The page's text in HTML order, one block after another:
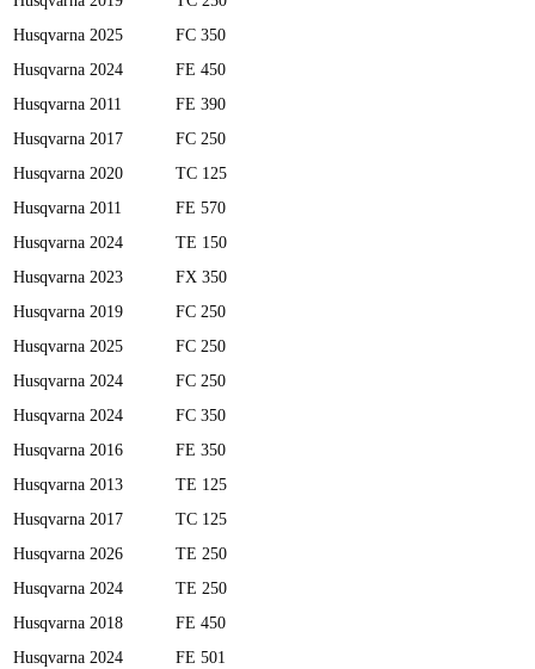
Husqvarna 2025
FC 350
Husqvarna 2024
FE 450
Husqvarna 2011
FE 390
Husqvarna 2017
FC 250
Husqvarna 2020
TC 125
Husqvarna 2011
FE 570
Husqvarna 2024
TE 150
Husqvarna 2023
FX 350
Husqvarna 2019
FC 250
Husqvarna 2025
FC 250
Husqvarna 2024
FC 250
Husqvarna 2024
FC 350
Husqvarna 2016
FE 350
Husqvarna 2013
TE 125
Husqvarna 2017
TC 125
Husqvarna 2026
TE 250
Husqvarna 2024
TE 250
Husqvarna 2018
FE 450
Husqvarna 2024 FE 501